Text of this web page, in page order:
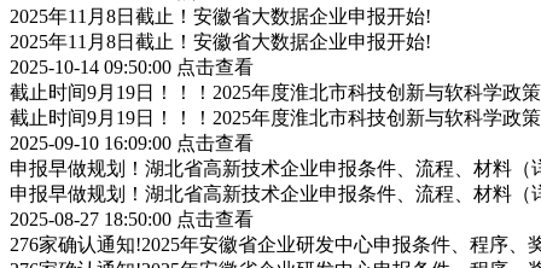
2025年11月8日截止！安徽省大数据企业申报开始!
2025年11月8日截止！安徽省大数据企业申报开始!
2025-10-14 09:50:00 点击查看
截止时间9月19日！！！2025年度淮北市科技创新与软科学
截止时间9月19日！！！2025年度淮北市科技创新与软科学
2025-09-10 16:09:00 点击查看
申报早做规划！湖北省高新技术企业申报条件、流程、材料（
申报早做规划！湖北省高新技术企业申报条件、流程、材料（
2025-08-27 18:50:00 点击查看
276家确认通知!2025年安徽省企业研发中心申报条件、程序、